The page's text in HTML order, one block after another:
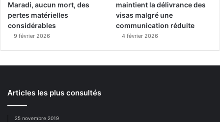
Maradi, aucun mort, des
pertes matérielles
considérables
9 février 2026
maintient la délivrance des
visas malgré une
communication réduite
4 février 2026
Articles les plus consultés
25 novembre 2019